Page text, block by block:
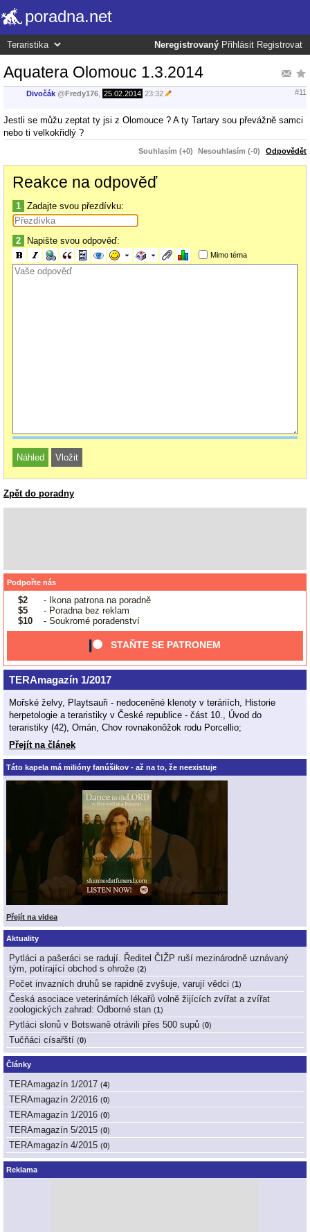
poradna.net
Neregistrovaný Přihlásit Registrovat
Aquatera Olomouc 1.3.2014
Divočák @Fredy176 25.02.2014 23:32 #11
Jestli se můžu zeptat ty jsi z Olomouce ? A ty Tartary sou převážně samci
nebo ti velkokřidlý ?
Souhlasím (+0) Nesouhlasím (-0) Odpovědět
Reakce na odpověď
1 Zadajte svou přezdívku:
2 Napište svou odpověď:
Mimo téma
Zpět do poradny
Podpořte nás
$2
- Ikona patrona na poradně
$5
- Poradna bez reklam
$10
- Soukromé poradenství
STAŇTE SE PATRONEM
TERAmagazín 1/2017
Mořské želvy, Playtsauři - nedoceněné klenoty v teráriích, Historie
herpetologie a teraristiky v České republice - část 10., Úvod do
teraristiky (42), Omán, Chov rovnakonôžok rodu Porcellio;
Přejít na článek
Táto kapela má milióny fanúšikov - až na to, že neexistuje
Přejít na videa
Aktuality
Pytláci a pašeráci se radují. Ředitel ČIŽP ruší mezinárodně uznávaný
tým, potírající obchod s ohrože (2)
Počet invazních druhů se rapidně zvyšuje, varují vědci (1 )
Česká asociace veterinárních lékařů volně žijících zvířat a zvířat
zoologických zahrad: Odborné stan (1 )
Pytláci slonů v Botswaně otrávili přes 500 supů (0)
Tučňáci císařští (0)
Články
TERAmagazín 1/2017 (4)
TERAmagazín 2/2016 (0)
TERAmagazín 1/2016 (0)
TERAmagazín 5/2015 (0)
TERAmagazín 4/2015 (0)
Reklama